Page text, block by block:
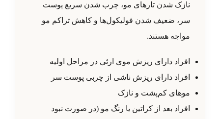
نازک شدن تارهای مو، چرب شدن سریع پوست
سر، ضعیف شدن فولیکول‌ها و کاهش تراکم مو
مواجه هستند.
افراد دارای ریزش موی ارثی در مراحل اولیه
افراد دارای ریزش ناشی از چربی پوست سر
موهای کم‌پشت و نازک
افراد بعد از کراتین یا رنگ مو (در صورت نبود